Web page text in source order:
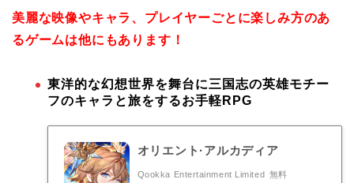
美麗な映像やキャラ、プレイヤーごとに楽しみ方のあ
るゲームは他にもあります！
東洋的な幻想世界を舞台に三国志の英雄モチー
フのキャラと旅をするお手軽RPG
オリエント·アルカディア
Qookka Entertainment Limited 無料